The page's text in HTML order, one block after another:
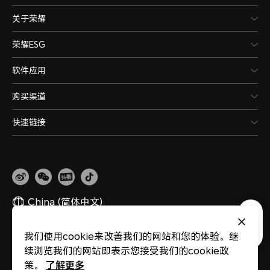
关于荣耀
荣耀ESG
软件应用
购买渠道
快速链接
China (简体中文)
网站地图 隐私政策 使用条款 关于cookies 法律信息 除名查询
版权所有 © 荣耀终端股份有限公司 2020-2026 保留一切权利。
粤公网安备
我们使用cookie来改善我们的网站和您的体验。继
续浏览我们的网站即表示您接受我们的cookie政
策。
了解更多